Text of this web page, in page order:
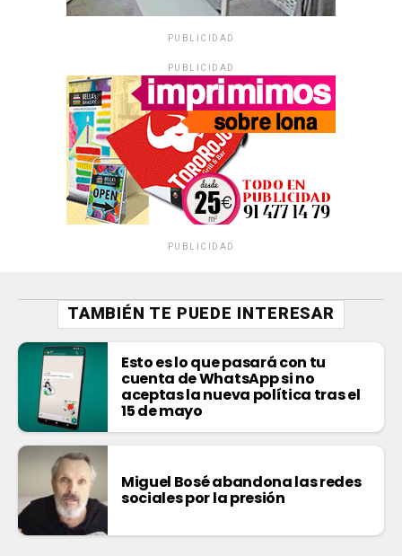
PUBLICIDAD
PUBLICIDAD
PUBLICIDAD
TAMBIÉN TE PUEDE INTERESAR
Esto es lo que pasará con tu
cuenta de WhatsApp si no
aceptas la nueva política tras el
15 de mayo
Miguel Bosé abandona las redes
sociales por la presión